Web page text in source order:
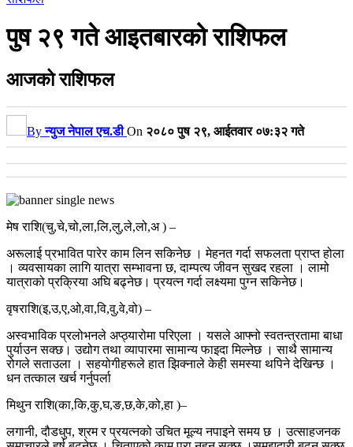
पुष २९ गते आइतबारको राशिफल
आजको राशिफल
Byन्युज नेपाल एच.डी On २०८० पुष २९, आईतवार ०७:३२ गते
मेष राशि(चु,चे,चो,ला,लि,लु,ले,लो,अ ) –
अरूलाई प्रभावित पारेर काम लिन सकिनेछ । मेहनत गर्दा सफलता प्राप्त होला
। व्यवसायका लागि यात्रा सम्भावना छ, दाम्पत्य जीवन सुखद रहला । लामो
यात्राको प्रक्रिया अघि बढ्नेछ। प्रयत्न गर्दा लक्ष्यमा पुग्न सकिनेछ।
वृषराशि(इ,उ,ए,ओ,वा,वि,वु,वे,वो) –
अस्वभाविक प्रलोभनले अप्ठ्यारोमा परिएला । यसले आफ्नो स्वतन्त्रतामा बाधा
पुर्याउन सक्छ। उद्योग तथा व्यापारमा सामान्य फाइदा मिल्नेछ । साथै सामान्य
रोगले सताउला । सहयोगीहरूले हात झिक्नाले केही समस्या थपिने देखिन्छ ।
धन तत्काल खर्च गर्नुपर्ला
मिथुन राशि(का,कि,कु,घ,ङ,छ,के,को,हा )–
लगानी, दौडधुप, श्रम र प्रयत्नको उचित मूल्य नपाइने समय छ । उत्साहजनक